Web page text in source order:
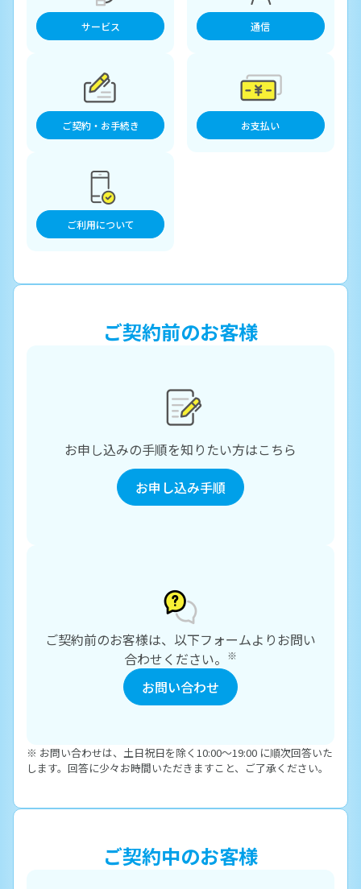
サービス 通信
ご契約・お手続き お支払い
ご利用について
ご契約前のお客様
お申し込みの手順を知りたい方はこちら
お申し込み手順
ご契約前のお客様は、以下フォームよりお問い
合わせください。
※
お問い合わせ
※ お問い合わせは、土日祝日を除く10:00～19:00 に順次回答いた
します。回答に少々お時間いただきますこと、ご了承ください。
ご契約中のお客様